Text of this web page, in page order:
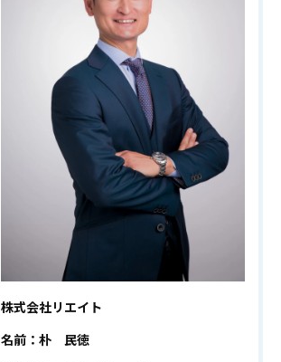
株式会社リエイト
名前：朴 民徳